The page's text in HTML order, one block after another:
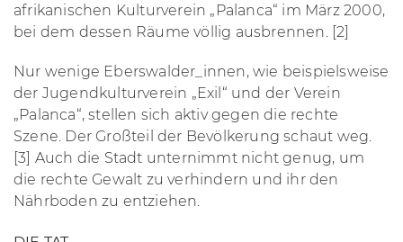
afrikanischen Kulturverein „Palanca“ im März 2000,
bei dem dessen Räume völlig ausbrennen. [2]
Nur wenige Eberswalder_innen, wie beispielsweise
der Jugendkulturverein „Exil“ und der Verein
„Palanca“, stellen sich aktiv gegen die rechte
Szene. Der Großteil der Bevölkerung schaut weg.
[3] Auch die Stadt unternimmt nicht genug, um
die rechte Gewalt zu verhindern und ihr den
Nährboden zu entziehen.